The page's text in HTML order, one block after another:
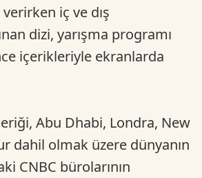
iç ve dış
dizi, yarışma programı
içerikleriyle ekranlarda
Abu Dhabi, Londra, New
dahil olmak üzere dünyanın
CNBC bürolarının